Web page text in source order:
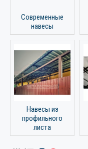
Современные
навесы
Навесы из
профильного
листа